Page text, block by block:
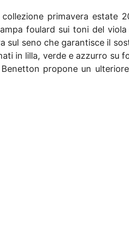
primavera estate
foulard sui toni del
sul seno che garantisce il
in lilla, verde e azzurro su
propone un